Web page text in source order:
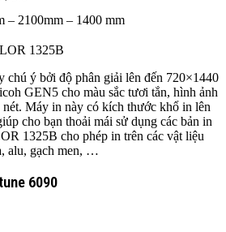
– 2100mm – 1400 mm
chú ý bởi độ phân giải lên đến 720×1440
GEN5 cho màu sắc tươi tắn, hình ảnh
Máy in này có kích thước khổ in lên
cho bạn thoải mái sử dụng các bản in
1325B cho phép in trên các vật liệu
alu, gạch men, …
6090